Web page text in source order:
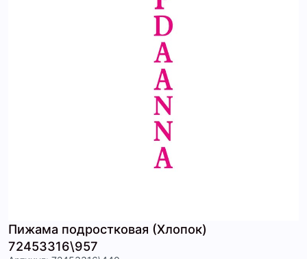
Пижама подростковая (Хлопок)
72453316\957